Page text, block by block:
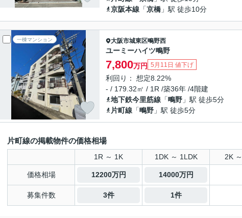
京阪本線 「京橋 」駅 徒歩10分
一棟マンション 大阪市城東区鴫野西
ユーミーハイツ鴫野
7,800万円 5月11日 値下げ
利回り： 想定8.22%
- / 179.32㎡ / 1R /築36年 /4階建
地下鉄今里筋線 「鴫野 」駅 徒歩5分
片町線 「鴫野 」駅 徒歩5分
片町線の掲載物件の価格相場
1R ～ 1K 1DK ～ 1LDK 2K
価格相場 12200万円 14000万円
募集件数 3件 1件